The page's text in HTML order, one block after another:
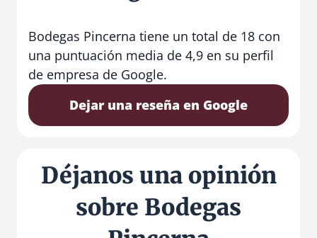
Bodegas Pincerna tiene un total de 18 con
una puntuación media de 4,9 en su perfil
de empresa de Google.
Dejar una reseña en Google
Déjanos una opinión
sobre Bodegas